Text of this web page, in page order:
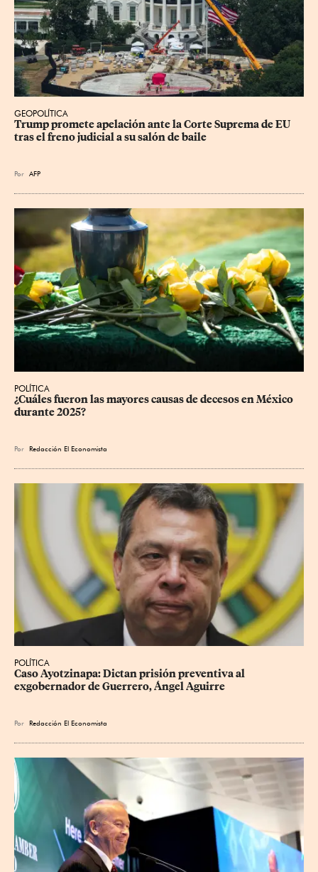
GEOPOLÍTICA
Trump promete apelación ante la Corte Suprema de EU
tras el freno judicial a su salón de baile
Por AFP
POLÍTICA
¿Cuáles fueron las mayores causas de decesos en México
durante 2025?
Por Redacción El Economista
POLÍTICA
Caso Ayotzinapa: Dictan prisión preventiva al
exgobernador de Guerrero, Ángel Aguirre
Por Redacción El Economista